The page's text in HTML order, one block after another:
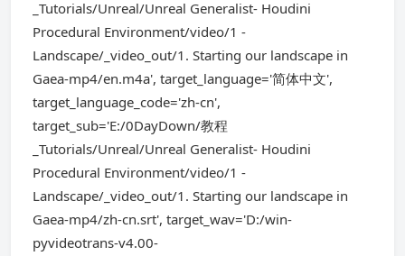
_Tutorials/Unreal/Unreal Generalist- Houdini
Procedural Environment/video/1 -
Landscape/_video_out/1. Starting our landscape in
Gaea-mp4/en.m4a', target_language='简体中文',
target_language_code='zh-cn',
target_sub='E:/0DayDown/教程
_Tutorials/Unreal/Unreal Generalist- Houdini
Procedural Environment/video/1 -
Landscape/_video_out/1. Starting our landscape in
Gaea-mp4/zh-cn.srt', target_wav='D:/win-
pyvideotrans-v4.00-